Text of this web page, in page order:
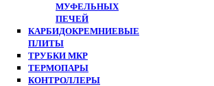
МУФЕЛЬНЫХ
ПЕЧЕЙ
КАРБИДОКРЕМНИЕВЫЕ
ПЛИТЫ
ТРУБКИ МКР
ТЕРМОПАРЫ
КОНТРОЛЛЕРЫ